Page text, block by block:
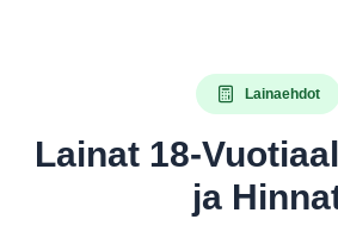
Lainaehdot
Lainat 18-
ja